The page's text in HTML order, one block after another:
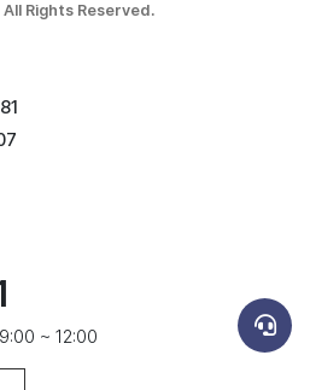
All Rights Reserved.
~ 12:00